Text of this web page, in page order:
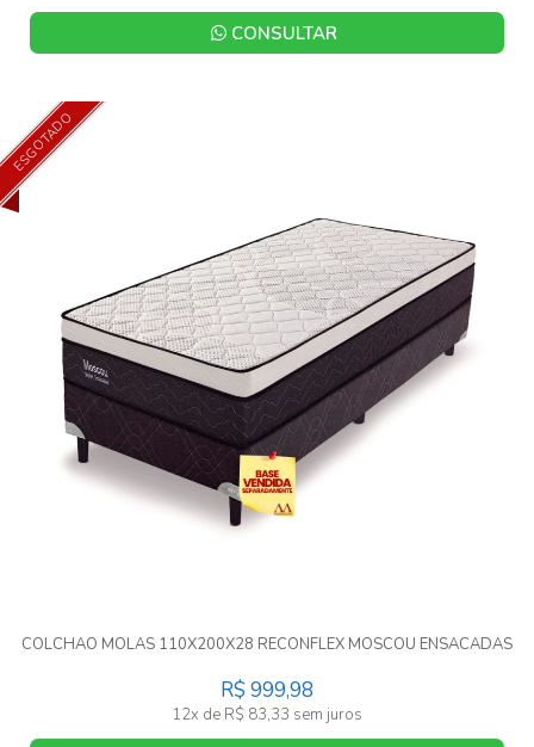
CONSULTAR
ESGOTADO
COLCHAO MOLAS 110X200X28 RECONFLEX MOSCOU ENSACADAS
R$ 999,98
12x de R$ 83,33 sem juros